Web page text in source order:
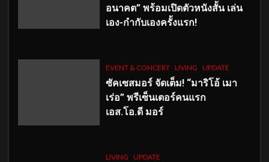
อนาคต” พร้อมเปิดตัวหนังสั้น เล่น
เอง-กำกับเองครั้งแรก!
EVENT & CONCERT LIVING UPDATE
ซัคเซสมอร์ จัดเต็ม! “มาริโอ้ เมา
เร่อ” พรีเซ็นเตอร์คนแรก
เอส.โอ.ดี มอร์
LIVING UPDATE